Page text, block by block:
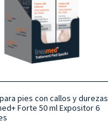
pies con callos y durezas
Forte 50 ml Expositor 6